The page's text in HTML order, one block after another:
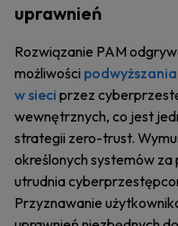
uprawnień
Rozwiązanie PAM
możliwości
w sieci przez
wewnętrznych, co jest
strategii zero-trust.
określonych systemów
utrudnia
Przyznawanie